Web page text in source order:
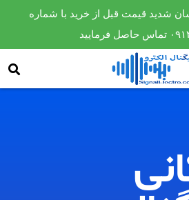
شدید قیمت قبل از خرید با شماره
فرمایید